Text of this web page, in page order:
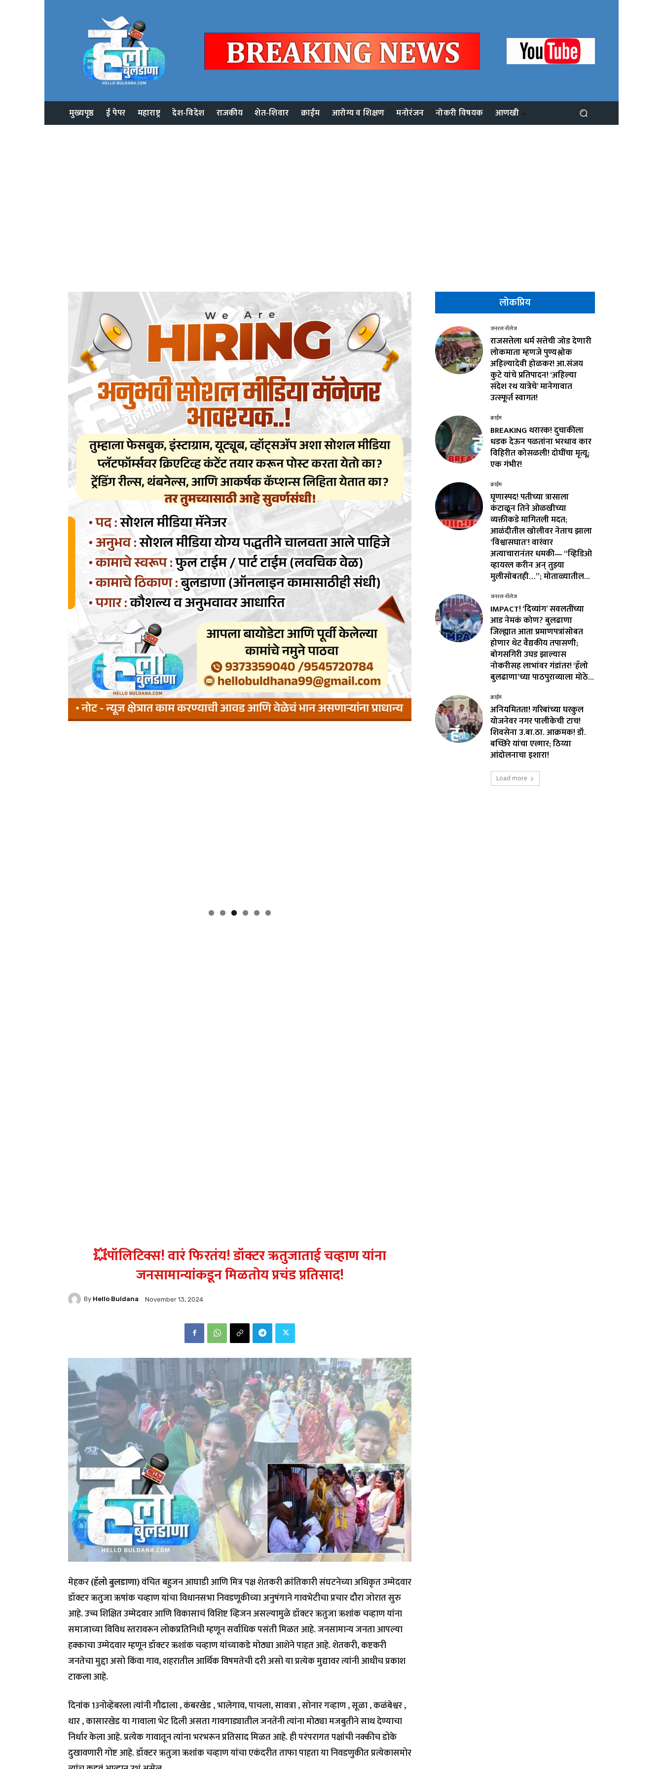
मुख्यपृष्ठ ई पेपर महाराष्ट्र देश-विदेश राजकीय शेत-शिवार क्राईम आरोग्य व शिक्षण मनोरंजन नोकरी विषयक आणखी
💥पॉलिटिक्स! वारं फिरतंय! डॉक्टर ऋतुजाताई चव्हाण यांना
जनसामान्यांकडून मिळतोय प्रचंड प्रतिसाद!
By Hello Buldana November 13, 2024
मेहकर(हॅलो बुलडाणा)वंचित बहुजन आघाडी आणि मित्र पक्ष शेतकरी क्रांतिकारी संघटनेच्या अधिकृत उम्मेदवार
डॉक्टर ऋतुजा ऋषांक चव्हाण यांचा विधानसभा निवडणूकीच्या अनुषंगाने गावभेटीचा प्रचार दौरा जोरात सुरु
आहे. उच्च शिक्षित उम्मेदवार आणि विकासाचं विशिष्ट व्हिजन असल्यामुळे डॉक्टर ऋतुजा ऋशांक चव्हाण यांना
समाजाच्या विविध स्तरावरून लोकप्रतिनिधी म्हणून सर्वाधिक पसंती मिळत आहे. जनसामान्य जनता आपल्या
हक्काचा उम्मेदवार म्हणून डॉक्टर ऋशांक चव्हाण यांच्याकडे मोठ्या आशेने पाहत आहे. शेतकरी, कष्टकरी
जनतेचा मुद्दा असो किंवा गाव, शहरातील आर्थिक विषमतेची दरी असो या प्रत्येक मुद्यावर त्यांनी आधीच प्रकाश
टाकला आहे.
दिनांक 13नोव्हेंबरला त्यांनी गौढाला , कंबरखेड , भालेगाव, पाचला, सावत्रा , सोनार गव्हाण , सूळा , कळंबेश्वर ,
थार , कासारखेड या गावाला भेट दिली असता गावगाड्यातील जनतेंनी त्यांना मोठ्या मजबुतीने साथ देण्याचा
निर्धार केला आहे. प्रत्येक गावातून त्यांना भरभरून प्रतिसाद मिळत आहे. ही परंपरागत पक्षांची नक्कीच डोके
दुखावणारी गोष्ट आहे. डॉक्टर ऋतुजा ऋशांक चव्हाण यांचा एकंदरीत ताफा पाहता या निवडणुकीत प्रत्येकासमोर
लोकप्रिय
जनरल नॉलेज
राजसत्तेला धर्म सत्तेची जोड देणारी
लोकमाता म्हणजे पुण्यश्लोक
अहिल्यादेवी होळकर! आ.संजय
कुटे यांचे प्रतिपादन! ‘अहिल्या
संदेश रथ यात्रेचे’ मानेगावात
उत्स्फूर्त स्वागत!
क्राईम
BREAKING थरारक! दुचाकीला
धडक देऊन पळतांना भरधाव कार
विहिरीत कोसळली! दोघींचा मृत्यू;
एक गंभीर!
क्राईम
घृणास्पद! पतीच्या त्रासाला
कंटाळून तिने ओळखीच्या
व्यक्तीकडे मागितली मदत;
आळंदीतील खोलीवर नेताच झाला
‘विश्वासघात’! वारंवार
अत्याचारानंतर धमकी— “व्हिडिओ
व्हायरल करीन अन् तुझ्या
मुलीसोबतही…”; मोताळ्यातील...
जनरल नॉलेज
IMPACT! ‘दिव्यांग’ सवलतींच्या
आड नेमकं कोण? बुलढाणा
जिल्ह्यात आता प्रमाणपत्रांसोबत
होणार थेट वैद्यकीय तपासणी;
बोगसगिरी उघड झाल्यास
नोकरीसह लाभांवर गंडांतर! ‘हॅलो
बुलढाणा’च्या पाठपुराव्याला मोठे...
क्राईम
अनियमितता! गरिबांच्या घरकुल
योजनेवर नगर पालीकेची टाच!
शिवसेना उ.बा.ठा. आक्रमक! डॉ.
बच्छिरे यांचा एल्गार; ठिय्या
आंदोलनाचा इशारा!
Load more